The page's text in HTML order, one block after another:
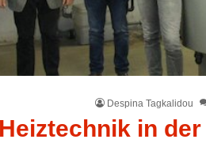
Despina Tagkalidou
in